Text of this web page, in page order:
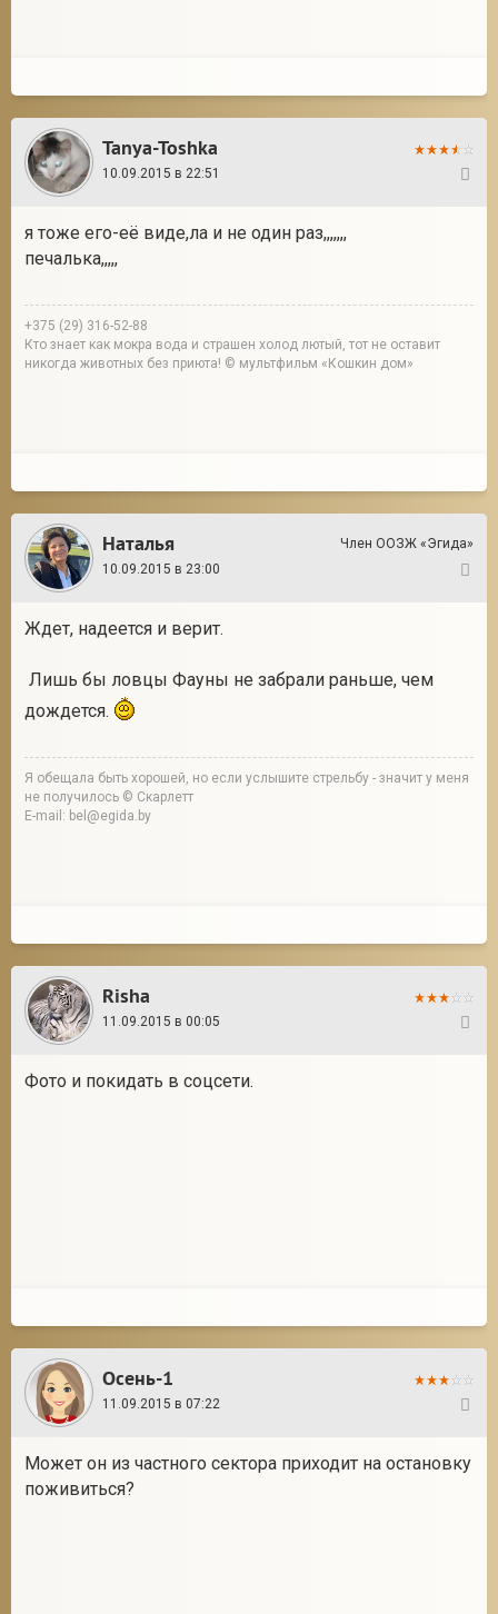
Tanya-Toshka
10.09.2015 в 22:51
я тоже его-её виде,ла и не один раз,,,,,,,
печалька,,,,,
+375 (29) 316-52-88
Кто знает как мокра вода и страшен холод лютый, тот не оставит
никогда животных без приюта! © мультфильм «Кошкин дом»
Наталья
Член ООЗЖ «Эгида»
10.09.2015 в 23:00
Ждет, надеется и верит.
Лишь бы ловцы Фауны не забрали раньше, чем
дождется.
Я обещала быть хорошей, но если услышите стрельбу - значит у меня
не получилось © Скарлетт
E-mail: bel@egida.by
Risha
11.09.2015 в 00:05
Фото и покидать в соцсети.
Осень-1
11.09.2015 в 07:22
Может он из частного сектора приходит на остановку
поживиться?